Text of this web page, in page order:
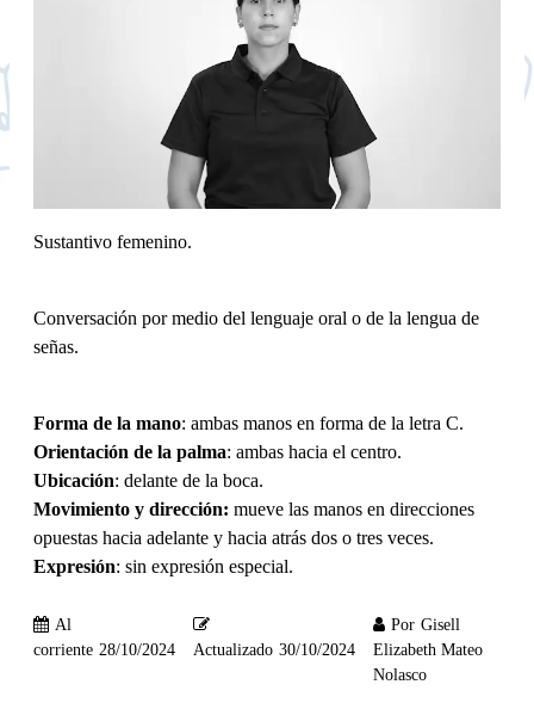
Sustantivo femenino.
Conversación por medio del lenguaje oral o de la lengua de
señas.
Forma de la mano: ambas manos en forma de la letra C.
Orientación de la palma: ambas hacia el centro.
Ubicación: delante de la boca.
Movimiento y dirección: mueve las manos en direcciones
opuestas hacia adelante y hacia atrás dos o tres veces.
Expresión: sin expresión especial.
Al
corriente 28/10/2024 Actualizado 30/10/2024
Por Gisell
Elizabeth Mateo
Nolasco